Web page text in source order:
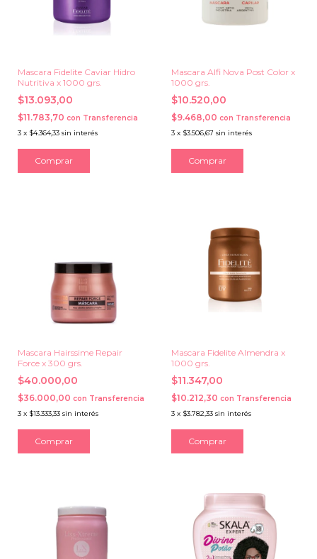
Mascara Fidelite Caviar Hidro
Nutritiva x 1000 grs.
$13.093,00
$11.783,70 con Transferencia
3 x $4.364,33 sin interés
Mascara Alfi Nova Post Color x
1000 grs.
$10.520,00
$9.468,00 con Transferencia
3 x $3.506,67 sin interés
Mascara Hairssime Repair
Force x 300 grs.
$40.000,00
$36.000,00 con Transferencia
3 x $13.333,33 sin interés
Mascara Fidelite Almendra x
1000 grs.
$11.347,00
$10.212,30 con Transferencia
3 x $3.782,33 sin interés